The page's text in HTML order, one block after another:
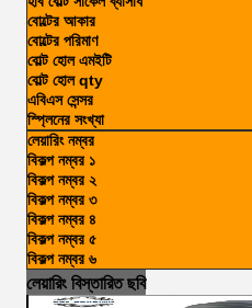
বোল্টের আকার
বোল্টের পরিমাণ
বোল্ট হোল এমইটি
বোল্ট হোল qty
এবিএস সেন্সর
স্প্লিনের সংখ্যা
লেয়ারিং নম্বর
বিকল্প নম্বর ১
বিকল্প নম্বর ২
বিকল্প নম্বর ৩
বিকল্প নম্বর ৪
বিকল্প নম্বর ৫
বিকল্প নম্বর ৬
লেয়ারিং বিস্তারিত ছবি